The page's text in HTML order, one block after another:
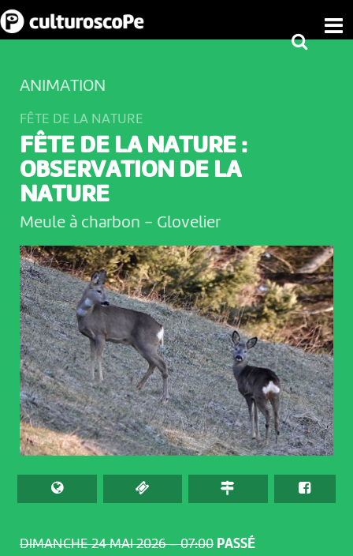
DIMANCHE 24 MAI 2026 – 07:00 PASSÉ
ANIMATION
FÊTE DE LA NATURE
FÊTE DE LA NATURE :
OBSERVATION DE LA
NATURE
Meule à charbon - Glovelier